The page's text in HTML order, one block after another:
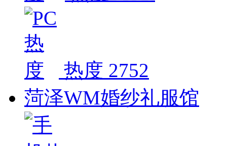
热度 2752
菏泽WM婚纱礼服馆